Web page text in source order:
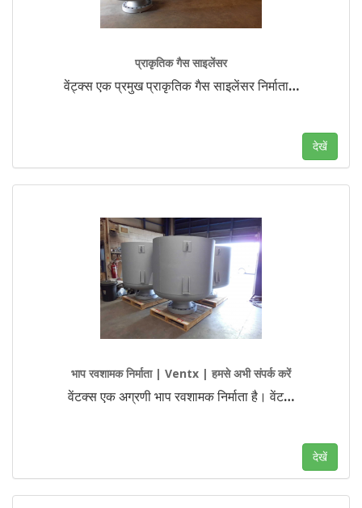
प्राकृतिक गैस साइलेंसर
वेंट्क्स एक प्रमुख प्राकृतिक गैस साइलेंसर निर्माता…
देखें
भाप रवशामक निर्माता | Ventx | हमसे अभी संपर्क करें
वेंटक्स एक अग्रणी भाप रवशामक निर्माता है। वेंट…
देखें